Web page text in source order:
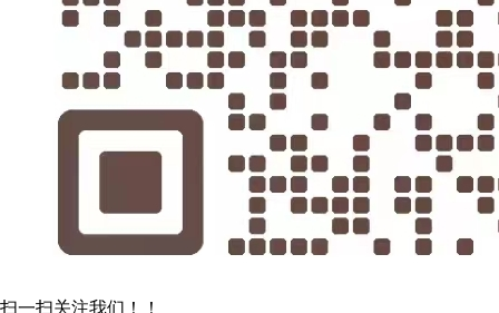
扫一扫关注我们！！